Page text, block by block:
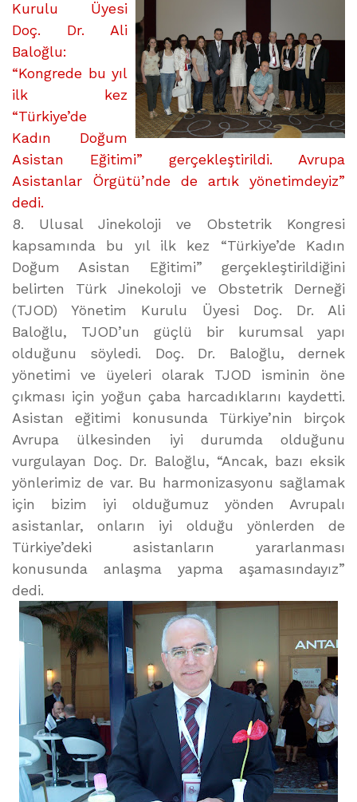
ASİSTAN
EĞİTİMİ
üzerine
Kurulu Üyesi
Doç. Dr. Ali
Baloğlu:
“Kongrede bu yıl
ilk kez
“Türkiye’de
Kadın Doğum
Asistan Eğitimi” gerçekleştirildi. Avrupa
Asistanlar Örgütü’nde de artık yönetimdeyiz”
dedi.
8. Ulusal Jinekoloji ve Obstetrik Kongresi
kapsamında bu yıl ilk kez “Türkiye’de Kadın
Doğum Asistan Eğitimi” gerçekleştirildiğini
belirten Türk Jinekoloji ve Obstetrik Derneği
(TJOD) Yönetim Kurulu Üyesi Doç. Dr. Ali
Baloğlu, TJOD’un güçlü bir kurumsal yapı
olduğunu söyledi. Doç. Dr. Baloğlu, dernek
yönetimi ve üyeleri olarak TJOD isminin öne
çıkması için yoğun çaba harcadıklarını kaydetti.
Asistan eğitimi konusunda Türkiye’nin birçok
Avrupa ülkesinden iyi durumda olduğunu
vurgulayan Doç. Dr. Baloğlu, “Ancak, bazı eksik
yönlerimiz de var. Bu harmonizasyonu sağlamak
için bizim iyi olduğumuz yönden Avrupalı
asistanlar, onların iyi olduğu yönlerden de
Türkiye’deki asistanların yararlanması
konusunda anlaşma yapma aşamasındayız”
dedi.